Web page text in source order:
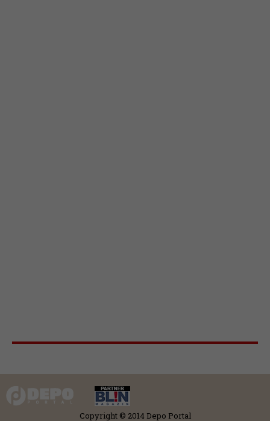
Copyright © 2014 Depo Portal